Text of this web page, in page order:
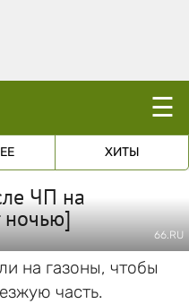
☰
ХИТЫ
ЧП на
ночью]
66.RU
на газоны, чтобы
часть.